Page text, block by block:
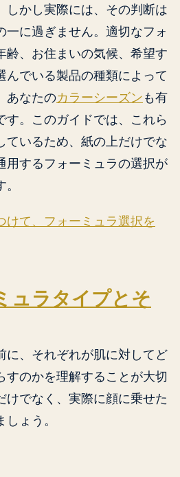
しかし実際には、その判断は
一に過ぎません。適切なフォ
齢、お住まいの気候、希望す
んでいる製品の種類によって
あなたのカラーシーズンも有
す。このガイドでは、これら
ているため、紙の上だけでな
用するフォーミュラの選択が
けて、フォーミュラ選択を
ュラタイプとそ
に、それぞれが肌に対してど
すのかを理解することが大切
けでなく、実際に顔に乗せた
ょう。